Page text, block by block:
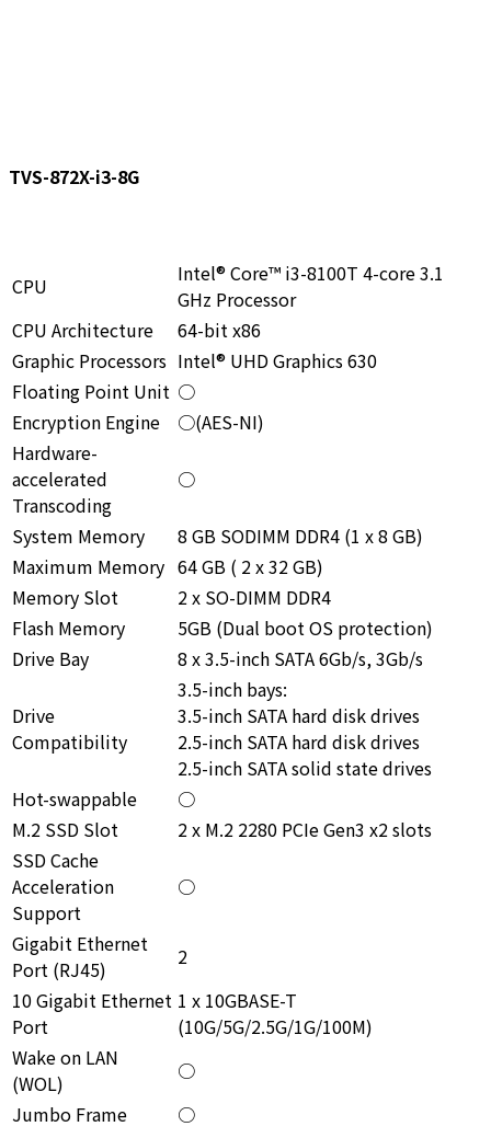
TVS-872X-i3-8G
CPU
Intel® Core™ i3-8100T 4-core 3.1
GHz Processor
CPU Architecture
64-bit x86
Graphic Processors Intel® UHD Graphics 630
Floating Point Unit ○
Encryption Engine
○(AES-NI)
Hardware-
accelerated
Transcoding
○
System Memory
8 GB SODIMM DDR4 (1 x 8 GB)
Maximum Memory 64 GB ( 2 x 32 GB)
Memory Slot
2 x SO-DIMM DDR4
Flash Memory
5GB (Dual boot OS protection)
Drive Bay
8 x 3.5-inch SATA 6Gb/s, 3Gb/s
Drive
Compatibility
3.5-inch bays:
3.5-inch SATA hard disk drives
2.5-inch SATA hard disk drives
2.5-inch SATA solid state drives
Hot-swappable
○
M.2 SSD Slot
2 x M.2 2280 PCIe Gen3 x2 slots
SSD Cache
Acceleration
Support
○
Gigabit Ethernet
Port (RJ45)
2
10 Gigabit Ethernet
Port
1 x 10GBASE-T
(10G/5G/2.5G/1G/100M)
Wake on LAN
(WOL)
○
Jumbo Frame
○